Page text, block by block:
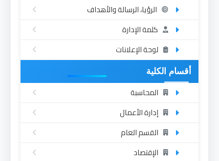
الرؤيا، الرسالة والأهداف
كلمة الإدارة
لوحة الإعلانات
أقسام الكلية
المحاسبة
إدارة الأعمال
القسم العام
الإقتصاد